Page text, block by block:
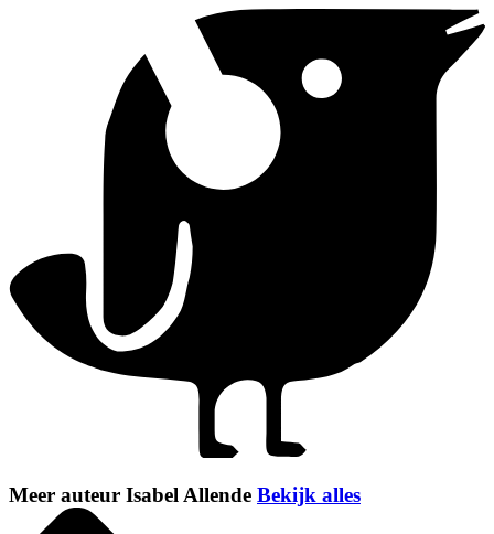
Meer auteur Isabel Allende Bekijk alles